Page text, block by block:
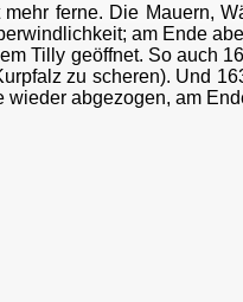
mehr ferne. Die Mauern,
am Ende
Tilly geöffnet. So auch
zu scheren). Und
wieder abgezogen, am